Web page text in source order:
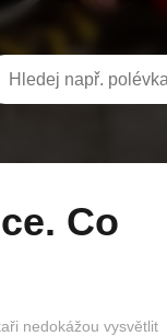
nedokážou vysvětlit